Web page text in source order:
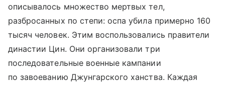
описывалось множество мертвых тел,
разбросанных по степи: оспа убила примерно 160
тысяч человек. Этим воспользовались правители
династии Цин. Они организовали три
последовательные военные кампании
по завоеванию Джунгарского ханства. Каждая